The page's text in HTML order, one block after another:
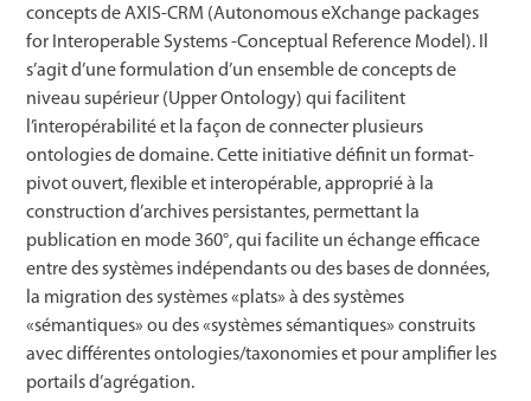
concepts de AXIS-CRM (Autonomous eXchange packages
for Interoperable Systems -Conceptual Reference Model). Il
s’agit d’une formulation d’un ensemble de concepts de
niveau supérieur (Upper Ontology) qui facilitent
l’interopérabilité et la façon de connecter plusieurs
ontologies de domaine. Cette initiative définit un format-
pivot ouvert, flexible et interopérable, approprié à la
construction d’archives persistantes, permettant la
publication en mode 360°, qui facilite un échange efficace
entre des systèmes indépendants ou des bases de données,
la migration des systèmes «plats» à des systèmes
«sémantiques» ou des «systèmes sémantiques» construits
avec différentes ontologies/taxonomies et pour amplifier les
portails d’agrégation.